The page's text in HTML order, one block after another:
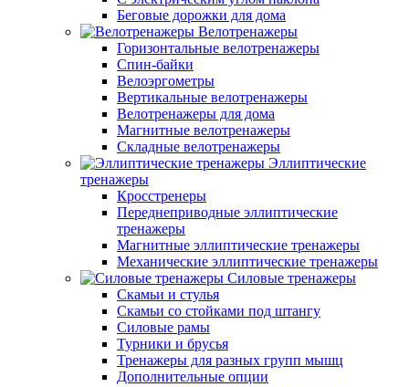
Беговые дорожки для дома
Велотренажеры
Горизонтальные велотренажеры
Спин-байки
Велоэргометры
Вертикальные велотренажеры
Велотренажеры для дома
Магнитные велотренажеры
Складные велотренажеры
Эллиптические
тренажеры
Кросстренеры
Переднеприводные эллиптические
тренажеры
Магнитные эллиптические тренажеры
Механические эллиптические тренажеры
Силовые тренажеры
Скамьи и стулья
Скамьи со стойками под штангу
Силовые рамы
Турники и брусья
Тренажеры для разных групп мышц
Дополнительные опции